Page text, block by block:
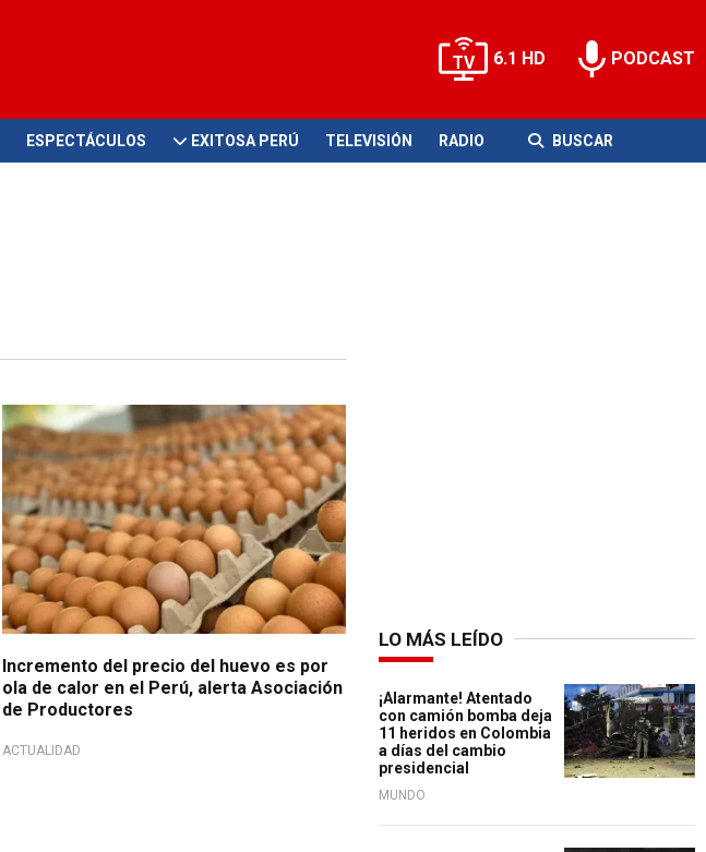
6.1 HD PODCAST
ESPECTÁCULOS EXITOSA PERÚ TELEVISIÓN RADIO BUSCAR
Preocupante aumento
Incremento del precio del huevo es por
ola de calor en el Perú, alerta Asociación
de Productores
ACTUALIDAD
LO MÁS LEÍDO
¡Alarmante! Atentado
con camión bomba deja
11 heridos en Colombia
a días del cambio
presidencial
MUNDO